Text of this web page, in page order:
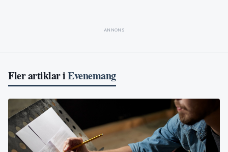
ANNONS
Fler artiklar iEvenemang